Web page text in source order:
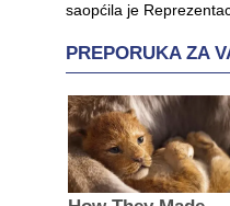
saopćila je